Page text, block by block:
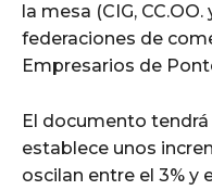
la mesa (CIG,
federaciones de
Empresarios de
El documento
establece unos
oscilan entre el 3% y